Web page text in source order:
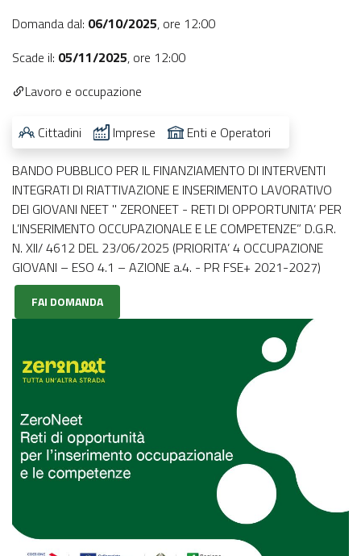
Domanda dal: 06/10/2025, ore 12:00
Scade il: 05/11/2025, ore 12:00
Lavoro e occupazione
Cittadini Imprese
Enti e Operatori
BANDO PUBBLICO PER IL FINANZIAMENTO DI INTERVENTI
INTEGRATI DI RIATTIVAZIONE E INSERIMENTO LAVORATIVO
DEI GIOVANI NEET " ZERONEET - RETI DI OPPORTUNITA’ PER
L’INSERIMENTO OCCUPAZIONALE E LE COMPETENZE” D.G.R.
N. XII/ 4612 DEL 23/06/2025 (PRIORITA’ 4 OCCUPAZIONE
GIOVANI – ESO 4.1 – AZIONE a.4. - PR FSE+ 2021-2027)
FAI DOMANDA